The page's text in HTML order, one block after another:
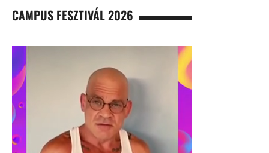
CAMPUS FESZTIVÁL 2026